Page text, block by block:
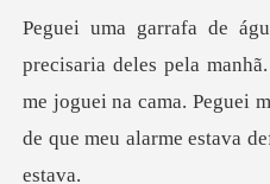
i uma garrafa de
precisaria deles pela
me joguei